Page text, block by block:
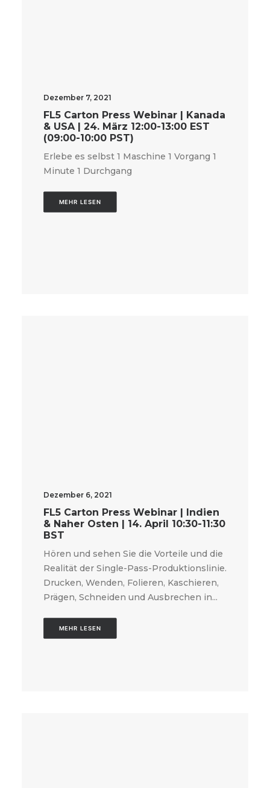
Dezember 7, 2021
FL5 Carton Press Webinar | Kanada
& USA | 24. März 12:00-13:00 EST
(09:00-10:00 PST)
Erlebe es selbst 1 Maschine 1 Vorgang 1
Minute 1 Durchgang
MEHR LESEN
Dezember 6, 2021
FL5 Carton Press Webinar | Indien
& Naher Osten | 14. April 10:30-11:30
BST
Hören und sehen Sie die Vorteile und die
Realität der Single-Pass-Produktionslinie.
Drucken, Wenden, Folieren, Kaschieren,
Prägen, Schneiden und Ausbrechen in...
MEHR LESEN